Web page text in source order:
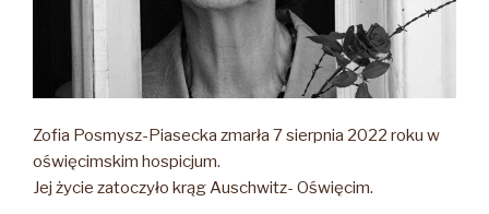
Zofia Posmysz-Piasecka zmarła 7 sierpnia 2022 roku w
oświęcimskim hospicjum.
Jej życie zatoczyło krąg Auschwitz- Oświęcim.